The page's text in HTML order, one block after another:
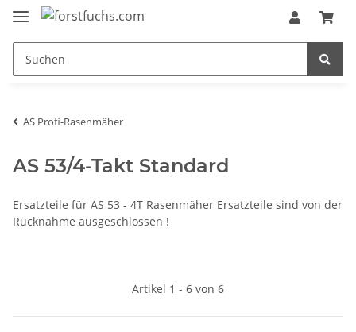
AS Profi-Rasenmäher
AS 53/4-Takt Standard
Ersatzteile für AS 53 - 4T Rasenmäher Ersatzteile sind von der
Rücknahme ausgeschlossen !
Artikel 1 - 6 von 6